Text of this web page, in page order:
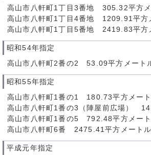
高山市八軒町1丁目3番地 305.32平方
高山市八軒町1丁目4番地 1209.91平方
高山市八軒町1丁目5番地 2419.83平方
昭和54年指定
高山市八軒町2番の2 53.09平方メート
昭和55年指定
高山市八軒町1番の1 180.73平方メー
高山市八軒町1番の3（陣屋前広場）
高山市八軒町1番の5 792.48平方メー
高山市八軒町6番 2475.41平方メートル
平成元年指定